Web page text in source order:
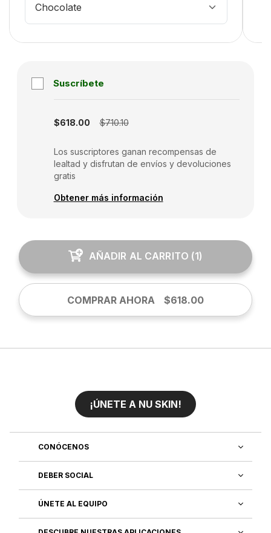
Chocolate
Suscríbete
$618.00 $710.10
Los suscriptores ganan recompensas de
lealtad y disfrutan de envíos y devoluciones
gratis
Obtener más información
AÑADIR AL CARRITO (1)
COMPRAR AHORA $618.00
¡ÚNETE A NU SKIN!
CONÓCENOS
DEBER SOCIAL
ÚNETE AL EQUIPO